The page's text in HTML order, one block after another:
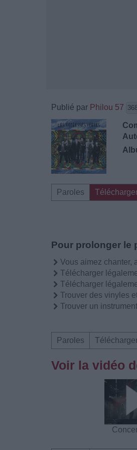
Publié par Philou 57
Paroles
Pour prolonger le
Vous aimez chanter,
Télécharger
Télécharger
Trouver des vinyles
Trouver un
Paroles
Voir la vidéo